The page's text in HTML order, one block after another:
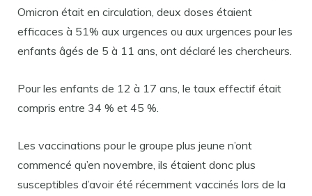
Omicron était en circulation, deux doses étaient
efficaces à 51% aux urgences ou aux urgences pour les
enfants âgés de 5 à 11 ans, ont déclaré les chercheurs.
Pour les enfants de 12 à 17 ans, le taux effectif était
compris entre 34 % et 45 %.
Les vaccinations pour le groupe plus jeune n’ont
commencé qu’en novembre, ils étaient donc plus
susceptibles d’avoir été récemment vaccinés lors de la